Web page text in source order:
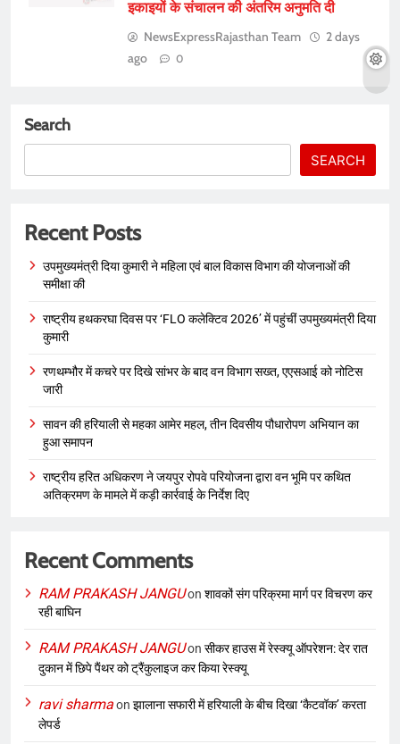
इकाइयों के संचालन की अंतरिम अनुमति दी
NewsExpressRajasthan Team
2 days
ago
0
Search
SEARCH
Recent Posts
उपमुख्यमंत्री दिया कुमारी ने महिला एवं बाल विकास विभाग की योजनाओं की
समीक्षा की
राष्ट्रीय हथकरघा दिवस पर ‘FLO कलेक्टिव 2026’ में पहुंचीं उपमुख्यमंत्री दिया
कुमारी
रणथम्भौर में कचरे पर दिखे सांभर के बाद वन विभाग सख्त, एएसआई को नोटिस
जारी
सावन की हरियाली से महका आमेर महल, तीन दिवसीय पौधारोपण अभियान का
हुआ समापन
राष्ट्रीय हरित अधिकरण ने जयपुर रोपवे परियोजना द्वारा वन भूमि पर कथित
अतिक्रमण के मामले में कड़ी कार्रवाई के निर्देश दिए
Recent Comments
RAM PRAKASH JANGUon शावकों संग परिक्रमा मार्ग पर विचरण कर
रही बाघिन
RAM PRAKASH JANGUon सीकर हाउस में रेस्क्यू ऑपरेशन: देर रात
दुकान में छिपे पैंथर को ट्रैंकुलाइज कर किया रेस्क्यू
ravi sharmaon झालाना सफारी में हरियाली के बीच दिखा ‘कैटवॉक’ करता
लेपर्ड